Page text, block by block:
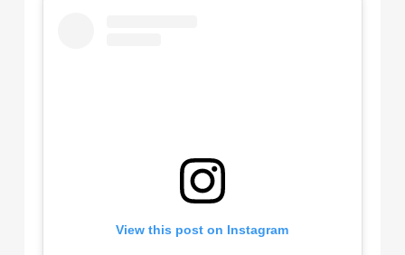
View this post on Instagram